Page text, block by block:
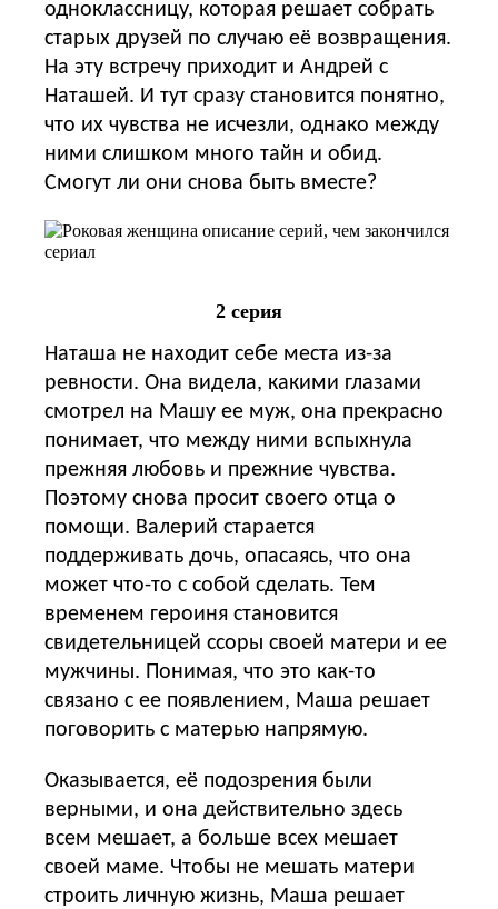
одноклассницу, которая решает собрать
старых друзей по случаю её возвращения.
На эту встречу приходит и Андрей с
Наташей. И тут сразу становится понятно,
что их чувства не исчезли, однако между
ними слишком много тайн и обид.
Смогут ли они снова быть вместе?
2 серия
Наташа не находит себе места из-за
ревности. Она видела, какими глазами
смотрел на Машу ее муж, она прекрасно
понимает, что между ними вспыхнула
прежняя любовь и прежние чувства.
Поэтому снова просит своего отца о
помощи. Валерий старается
поддерживать дочь, опасаясь, что она
может что-то с собой сделать. Тем
временем героиня становится
свидетельницей ссоры своей матери и ее
мужчины. Понимая, что это как-то
связано с ее появлением, Маша решает
поговорить с матерью напрямую.
Оказывается, её подозрения были
верными, и она действительно здесь
всем мешает, а больше всех мешает
своей маме. Чтобы не мешать матери
строить личную жизнь, Маша решает